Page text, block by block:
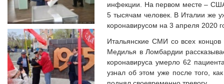
инфекции. На первом месте –
5 тысячам человек. В Италии же
коронавирусом на 3 апреля 2020
Итальянские СМИ со всех
Медилья в Ломбардии
коронавируса умерло 62
узнал об этом уже после того,